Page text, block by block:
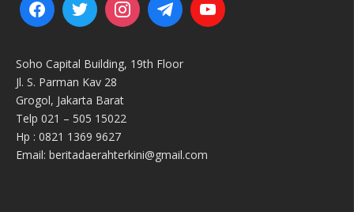
Soho Capital Building, 19th Floor
Jl. S. Parman Kav 28
Grogol, Jakarta Barat
Telp 021 – 505 15022
Hp : 0821 1369 9627
Email: beritadaerahterkini@gmail.com